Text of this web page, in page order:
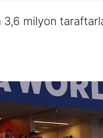
milyon taraftarla